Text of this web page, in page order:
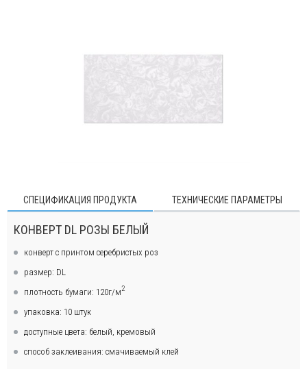
СПЕЦИФИКАЦИЯ ПРОДУКТА ТЕХНИЧЕСКИЕ ПАРАМЕТРЫ
КОНВЕРТ DL РОЗЫ БЕЛЫЙ
конверт с принтом серебристых роз
размер: DL
плотность бумаги: 120г/м2
упаковка: 10 штук
доступные цвета: белый, кремовый
способ заклеивания: смачиваемый клей